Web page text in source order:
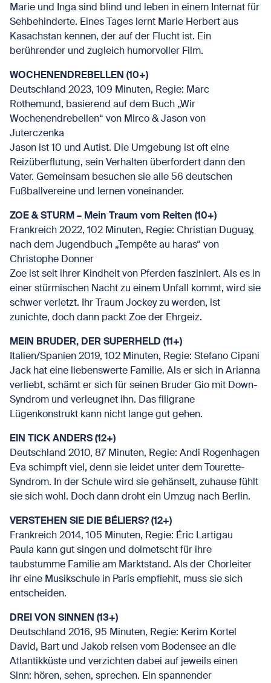
Marie und Inga sind blind und leben in einem Internat für
Sehbehinderte. Eines Tages lernt Marie Herbert aus
Kasachstan kennen, der auf der Flucht ist. Ein
berührender und zugleich humorvoller Film.
WOCHENENDREBELLEN (10+)
Deutschland 2023, 109 Minuten, Regie: Marc
Rothemund, basierend auf dem Buch „Wir
Wochenendrebellen“ von Mirco & Jason von
Juterczenka
Jason ist 10 und Autist. Die Umgebung ist oft eine
Reizüberflutung, sein Verhalten überfordert dann den
Vater. Gemeinsam besuchen sie alle 56 deutschen
Fußballvereine und lernen voneinander.
ZOE & STURM – Mein Traum vom Reiten (10+)
Frankreich 2022, 102 Minuten, Regie: Christian Duguay,
nach dem Jugendbuch „Tempête au haras“ von
Christophe Donner
Zoe ist seit ihrer Kindheit von Pferden fasziniert. Als es in
einer stürmischen Nacht zu einem Unfall kommt, wird sie
schwer verletzt. Ihr Traum Jockey zu werden, ist
zunichte, doch dann packt Zoe der Ehrgeiz.
MEIN BRUDER, DER SUPERHELD (11+)
Italien/Spanien 2019, 102 Minuten, Regie: Stefano Cipani
Jack hat eine liebenswerte Familie. Als er sich in Arianna
verliebt, schämt er sich für seinen Bruder Gio mit Down-
Syndrom und verleugnet ihn. Das filigrane
Lügenkonstrukt kann nicht lange gut gehen.
EIN TICK ANDERS (12+)
Deutschland 2010, 87 Minuten, Regie: Andi Rogenhagen
Eva schimpft viel, denn sie leidet unter dem Tourette-
Syndrom. In der Schule wird sie gehänselt, zuhause fühlt
sie sich wohl. Doch dann droht ein Umzug nach Berlin.
VERSTEHEN SIE DIE BÉLIERS? (12+)
Frankreich 2014, 105 Minuten, Regie: Éric Lartigau
Paula kann gut singen und dolmetscht für ihre
taubstumme Familie am Marktstand. Als der Chorleiter
ihr eine Musikschule in Paris empfiehlt, muss sie sich
entscheiden.
DREI VON SINNEN (13+)
Deutschland 2016, 95 Minuten, Regie: Kerim Kortel
David, Bart und Jakob reisen vom Bodensee an die
Atlantikküste und verzichten dabei auf jeweils einen
Sinn: hören, sehen, sprechen. Ein spannender